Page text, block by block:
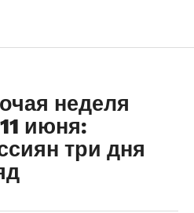
неделя
июня:
три дня